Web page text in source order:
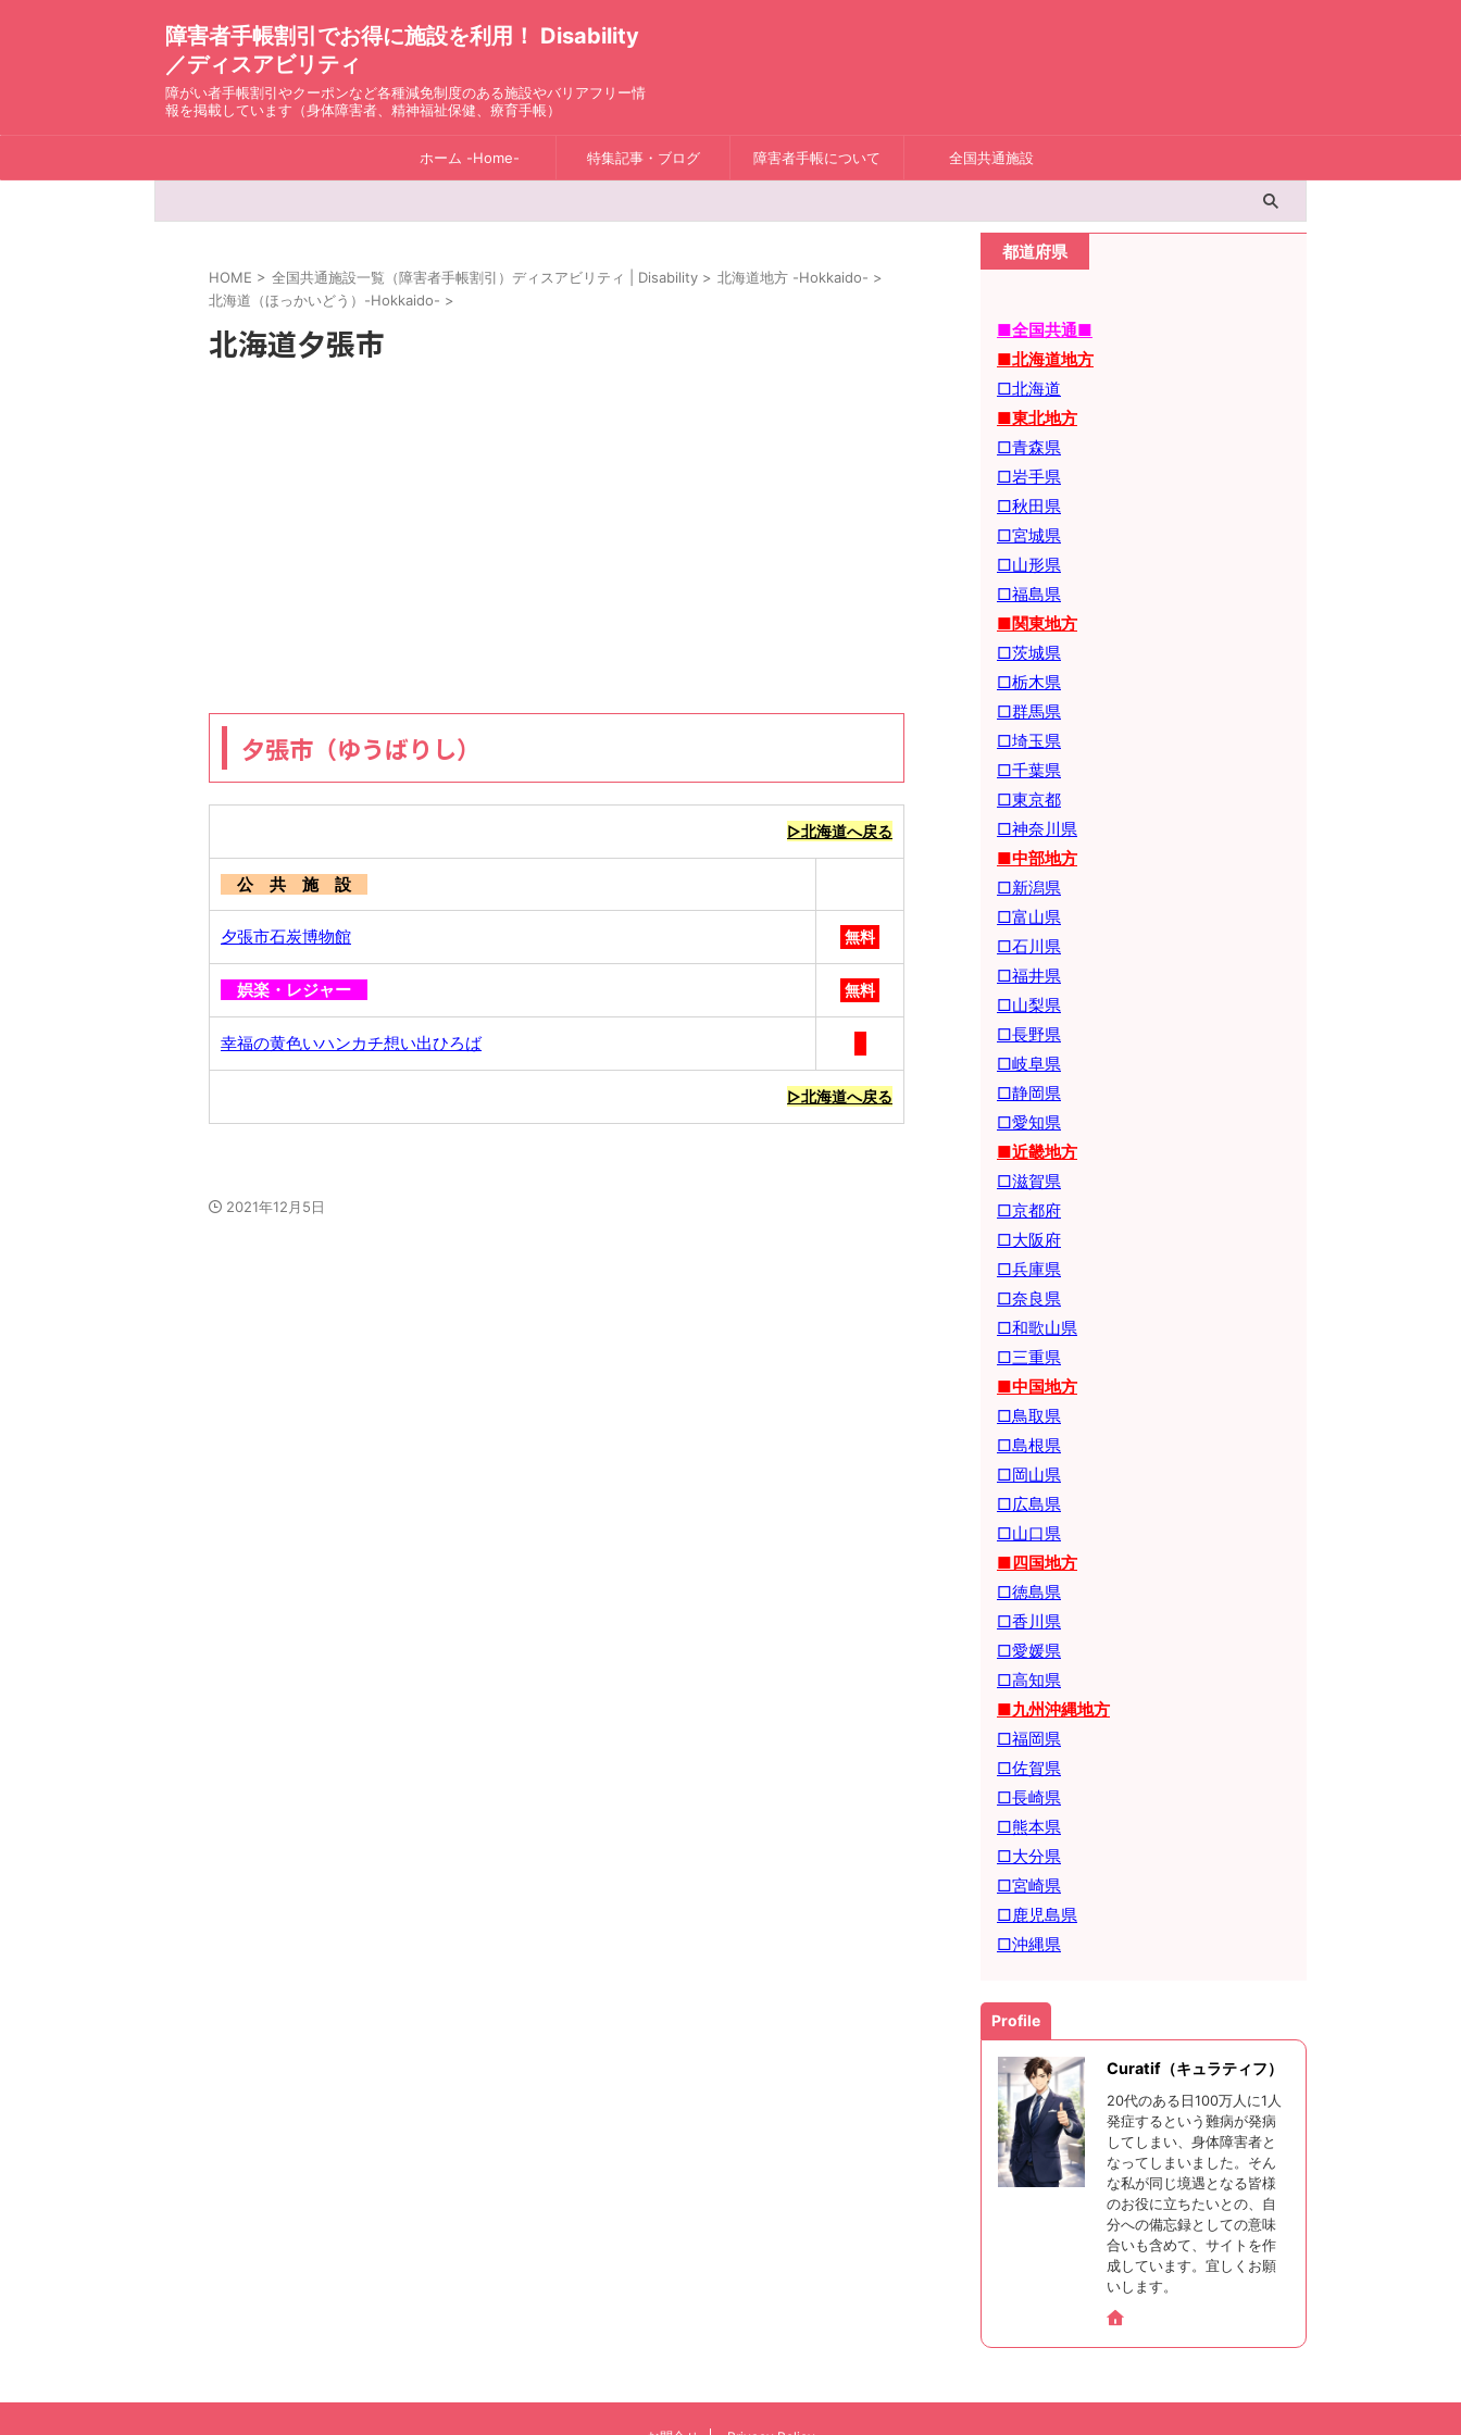
障害者手帳割引でお得に施設を利用！ Disability
／ディスアビリティ
障がい者手帳割引やクーポンなど各種減免制度のある施設やバリアフリー情
報を掲載しています（身体障害者、精神福祉保健、療育手帳）
ホーム -Home- 特集記事・ブログ 障害者手帳について 全国共通施設
HOME > 全国共通施設一覧（障害者手帳割引）ディスアビリティ | Disability > 北海道地方 -Hokkaido- >
北海道（ほっかいどう）-Hokkaido- >
北海道夕張市
夕張市（ゆうばりし）
▷北海道へ戻る
公 共 施 設
夕張市石炭博物館 無料
娯楽・レジャー 無料
幸福の黄色いハンカチ想い出ひろば
▷北海道へ戻る
2021年12月5日
都道府県
■全国共通■
■北海道地方
□北海道
■東北地方
□青森県
□岩手県
□秋田県
□宮城県
□山形県
□福島県
■関東地方
□茨城県
□栃木県
□群馬県
□埼玉県
□千葉県
□東京都
□神奈川県
■中部地方
□新潟県
□富山県
□石川県
□福井県
□山梨県
□長野県
□岐阜県
□静岡県
□愛知県
■近畿地方
□滋賀県
□京都府
□大阪府
□兵庫県
□奈良県
□和歌山県
□三重県
■中国地方
□鳥取県
□島根県
□岡山県
□広島県
□山口県
■四国地方
□徳島県
□香川県
□愛媛県
□高知県
■九州沖縄地方
□福岡県
□佐賀県
□長崎県
□熊本県
□大分県
□宮崎県
□鹿児島県
□沖縄県
Profile
Curatif（キュラティフ）
20代のある日100万人に1人
発症するという難病が発病
してしまい、身体障害者と
なってしまいました。そん
な私が同じ境遇となる皆様
のお役に立ちたいとの、自
分への備忘録としての意味
合いも含めて、サイトを作
成しています。宜しくお願
いします。